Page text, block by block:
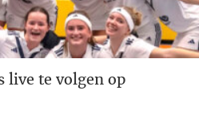
live te volgen op